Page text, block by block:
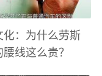
化：为什么劳斯
线这么贵？